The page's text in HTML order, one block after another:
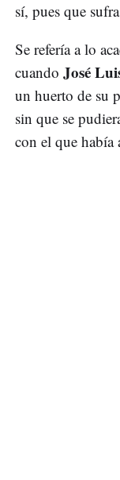
sí, pues que
Se refería a lo
cuando José
un huerto de su
sin que se
con el que había